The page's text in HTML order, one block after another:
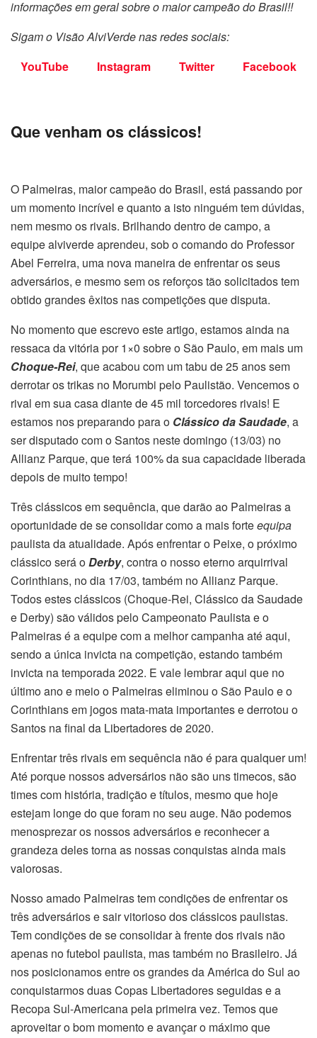
informações em geral sobre o maior campeão do Brasil!!
Sigam o Visão AlviVerde nas redes sociais:
YouTube
Instagram Twitter Facebook
Que venham os clássicos!
O Palmeiras, maior campeão do Brasil, está passando por
um momento incrível e quanto a isto ninguém tem dúvidas,
nem mesmo os rivais. Brilhando dentro de campo, a
equipe alviverde aprendeu, sob o comando do Professor
Abel Ferreira, uma nova maneira de enfrentar os seus
adversários, e mesmo sem os reforços tão solicitados tem
obtido grandes êxitos nas competições que disputa.
No momento que escrevo este artigo, estamos ainda na
ressaca da vitória por 1×0 sobre o São Paulo, em mais um
Choque-Rei, que acabou com um tabu de 25 anos sem
derrotar os trikas no Morumbi pelo Paulistão. Vencemos o
rival em sua casa diante de 45 mil torcedores rivais! E
estamos nos preparando para o Clássico da Saudade, a
ser disputado com o Santos neste domingo (13/03) no
Allianz Parque, que terá 100% da sua capacidade liberada
depois de muito tempo!
Três clássicos em sequência, que darão ao Palmeiras a
oportunidade de se consolidar como a mais forteequipa
paulista da atualidade. Após enfrentar o Peixe, o próximo
clássico será oDerby, contra o nosso eterno arquirrival
Corinthians, no dia 17/03, também no Allianz Parque.
Todos estes clássicos (Choque-Rei, Clássico da Saudade
e Derby) são válidos pelo Campeonato Paulista e o
Palmeiras é a equipe com a melhor campanha até aqui,
sendo a única invicta na competição, estando também
invicta na temporada 2022. E vale lembrar aqui que no
último ano e meio o Palmeiras eliminou o São Paulo e o
Corinthians em jogos mata-mata importantes e derrotou o
Santos na final da Libertadores de 2020.
Enfrentar três rivais em sequência não é para qualquer um!
Até porque nossos adversários não são uns timecos, são
times com história, tradição e títulos, mesmo que hoje
estejam longe do que foram no seu auge. Não podemos
menosprezar os nossos adversários e reconhecer a
grandeza deles torna as nossas conquistas ainda mais
valorosas.
Nosso amado Palmeiras tem condições de enfrentar os
três adversários e sair vitorioso dos clássicos paulistas.
Tem condições de se consolidar à frente dos rivais não
apenas no futebol paulista, mas também no Brasileiro. Já
nos posicionamos entre os grandes da América do Sul ao
conquistarmos duas Copas Libertadores seguidas e a
Recopa Sul-Americana pela primeira vez. Temos que
aproveitar o bom momento e avançar o máximo que